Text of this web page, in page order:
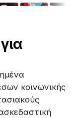
κοινωνικής